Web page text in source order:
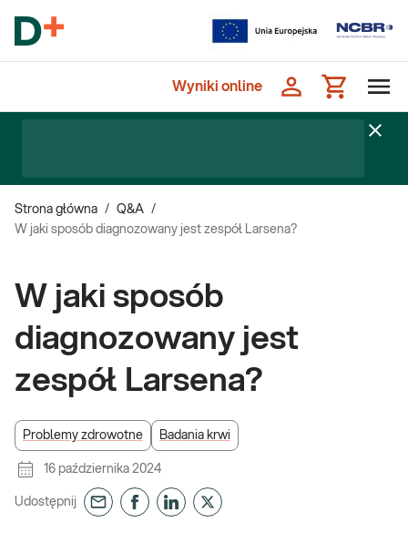
Wyniki online
Strona główna / Q&A /
W jaki sposób diagnozowany jest zespół Larsena?
W jaki sposób
diagnozowany jest
zespół Larsena?
Problemy zdrowotne Badania krwi
16 października 2024
Udostępnij